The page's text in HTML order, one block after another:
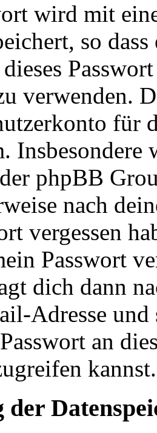
wird mit
so
verwenden.
für
phpBB
nach
vergessen
Passwort
dich dann
Adresse und
an
kannst.
der